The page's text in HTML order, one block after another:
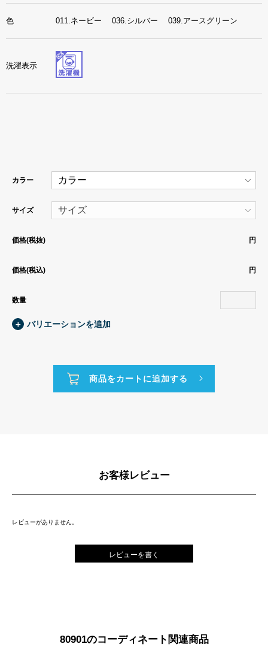
色 011.ネービー 036.シルバー 039.アースグリーン
洗濯表示
カラー
サイズ
価格(税抜) 円
価格(税込) 円
数量
＋ バリエーションを追加
お客様レビュー
レビューがありません。
レビューを書く
80901のコーディネート関連商品